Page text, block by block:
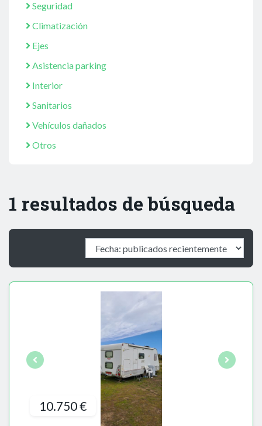
Seguridad
Climatización
Ejes
Asistencia parking
Interior
Sanitarios
Vehículos dañados
Otros
1 resultados de búsqueda
10.750 €